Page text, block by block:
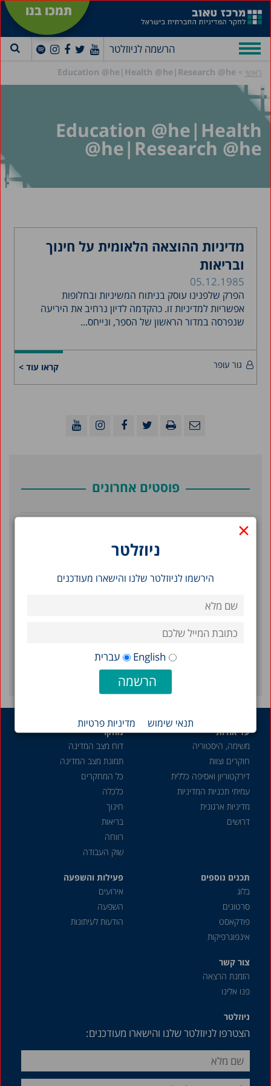
תמכו בנו
הרשמה לניוזלטר
×
ניוזלטר
הירשמו לניוזלטר שלנו והישארו מעודכנים
English עברית
תנאי שימוש מדיניות פרטיות
ראשי »
Education @he|Health @he|Research @he
Education @he|Health
@he|Research @he
מדיניות ההוצאה הלאומית על חינוך
ובריאות
05.12.1985
הפרק שלפנינו עוסק בניתוח המשיניות ובחלופות
אפשריות למדיניות זו. כהקדמה לדיון נרחיב את היריעה
שנפרסה במדור הראשון של הספר, ונייחס...
קראו עוד > גור עופר
פוסטים אחרונים
תמונת מצב המדינה 2026: תרשימים בנושאי חברה
וכלכלה בישראל
עומסי חום והשפעתם על פניות למיון, אשפוזים
סינון לפי תאריך
1985
על אודות
משימה, היסטוריה
חוקרים וצוות
דירקטוריון ואסיפה כללית
עמיתי תכניות המדיניות
מדיניות ארגונית
דרושים
מחקר
דוח מצב המדינה
תמונת מצב המדינה
כל המחקרים
כלכלה
חינוך
בריאות
רווחה
שוק העבודה
תכנים נוספים
בלוג
סרטונים
פודקאסט
אינפוגרפיקות
פעילות והשפעה
אירועים
השפעה
הודעות לעיתונות
צור קשר
הזמנת הרצאה
פנו אלינו
ניוזלטר
הצטרפו לניוזלטר שלנו והישארו מעודכנים: